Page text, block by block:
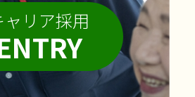
ャリア採用